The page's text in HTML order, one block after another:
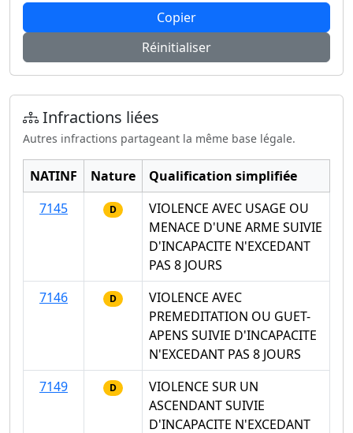
Copier
Réinitialiser
Infractions liées
Autres infractions partageant la même base légale.
NATINF Nature
Qualification simplifiée
7145
D
VIOLENCE AVEC USAGE OU
MENACE D'UNE ARME SUIVIE
D'INCAPACITE N'EXCEDANT
PAS 8 JOURS
7146
D
VIOLENCE AVEC
PREMEDITATION OU GUET-
APENS SUIVIE D'INCAPACITE
N'EXCEDANT PAS 8 JOURS
7149
D
VIOLENCE SUR UN
ASCENDANT SUIVIE
D'INCAPACITE N'EXCEDANT